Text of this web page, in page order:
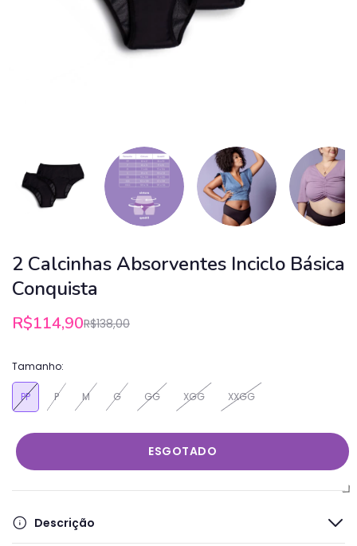
2 Calcinhas Absorventes Inciclo Básica
Conquista
R$114,90R$138,00
Tamanho:
PP P M G GG XGG XXGG
Descrição